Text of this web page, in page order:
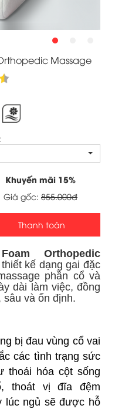
Massage
Khuyến mãi 15%
Giá gốc: 855.000đ
Thanh toán
Orthopedic
kế dạng gai đặc
phần cổ và
dài làm việc, đồng
và ổn định.
bị đau vùng cổ vai
các tình trạng sức
thoái hóa cột sống
thoát vị đĩa đệm
lúc ngủ sẽ được hỗ